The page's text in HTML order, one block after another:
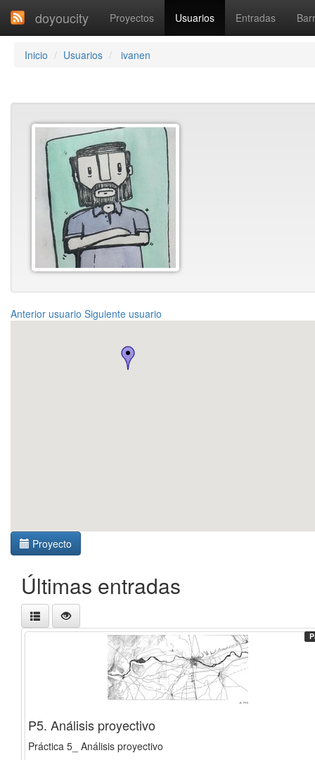
doyoucity Proyectos Usuarios Entradas
Inicio Usuarios ivanen
Anterior usuario Siguiente usuario
Proyecto
Últimas entradas
P5. Análisis proyectivo
Práctica 5_ Análisis proyectivo